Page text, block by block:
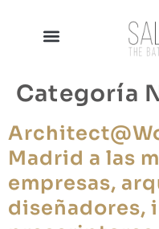
Categoría
Madrid a las
empresas,
diseñadores,